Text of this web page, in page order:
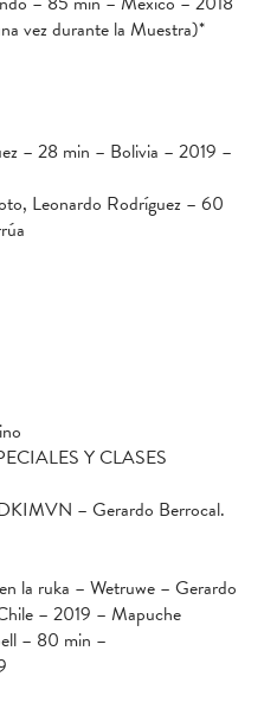
vez durante la Muestra)*
– 28 min – Bolivia – 2019 –
Leonardo Rodríguez – 60
Y CLASES
– Gerardo Berrocal.
la ruka – Wetruwe – Gerardo
– 2019 – Mapuche
– 80 min –